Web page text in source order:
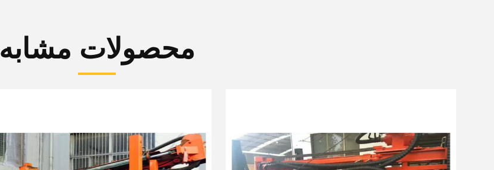
محصولات مشابه